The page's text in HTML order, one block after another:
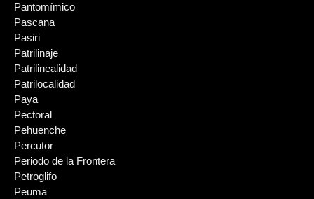
Pantomímico
Pascana
Pasiri
Patrilinaje
Patrilinealidad
Patrilocalidad
Paya
Pectoral
Pehuenche
Percutor
Periodo de la Frontera
Petroglifo
Peuma